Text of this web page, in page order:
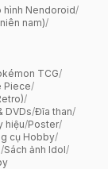
hình Nendoroid/
nam)/
TCG/
Piece/
/
DVDs/Đĩa than/
hiệu/Poster/
cụ Hobby/
/Sách ảnh Idol/